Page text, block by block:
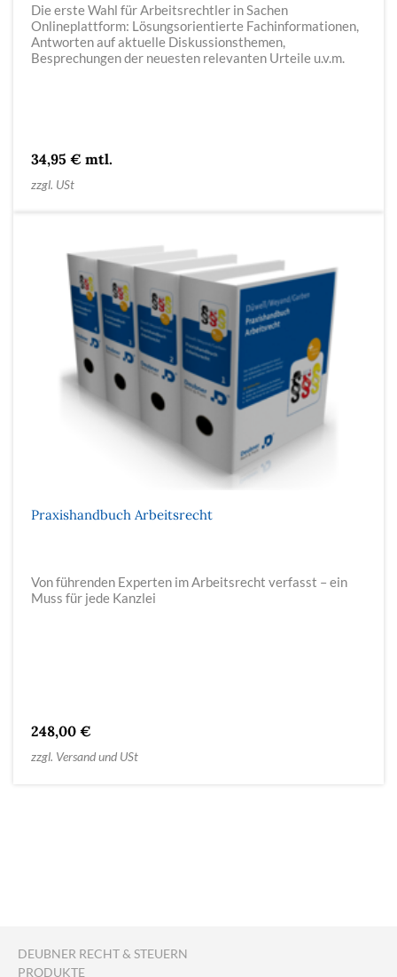
Die erste Wahl für Arbeitsrechtler in Sachen
Onlineplattform: Lösungsorientierte Fachinformationen,
Antworten auf aktuelle Diskussionsthemen,
Besprechungen der neuesten relevanten Urteile u.v.m.
34,95 € mtl.
zzgl. USt
Praxishandbuch Arbeitsrecht
Von führenden Experten im Arbeitsrecht verfasst – ein
Muss für jede Kanzlei
248,00 €
zzgl. Versand und USt
DEUBNER RECHT & STEUERN
PRODUKTE